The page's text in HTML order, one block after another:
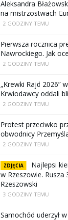
Aleksandra
na mistrzostwach
2 GODZINY TEMU
Pierwsza rocznica
Nawrockiego. Jak
2 GODZINY TEMU
„Krewki Rajd 2026”
Krwiodawcy oddali
2 GODZINY TEMU
Protest przeciwko
obwodnicy
2 GODZINY TEMU
ZDJĘCIA
Najlepsi
w Rzeszowie. Rusza
Rzeszowski
3 GODZINY TEMU
Samochód uderzył